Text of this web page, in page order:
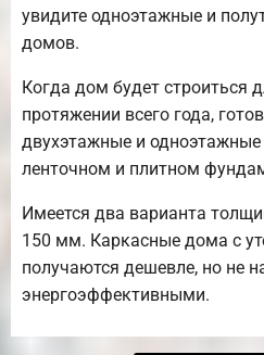
увидите одноэтажные и
домов.
Когда дом будет строиться
протяжении всего года,
двухэтажные и
ленточном и плитном
Имеется два варианта
150 мм. Каркасные дома с
получаются дешевле, но не
энергоэффективными.